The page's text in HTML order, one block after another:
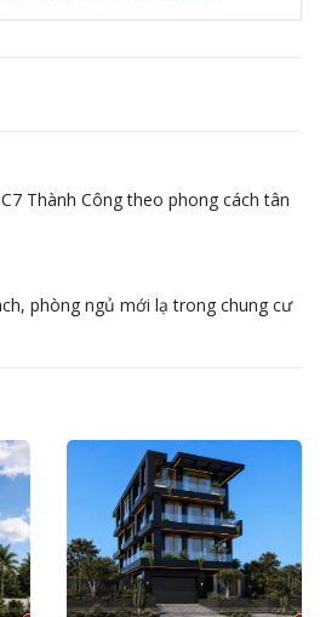
Thành Công theo phong cách tân
phòng ngủ mới lạ trong chung cư